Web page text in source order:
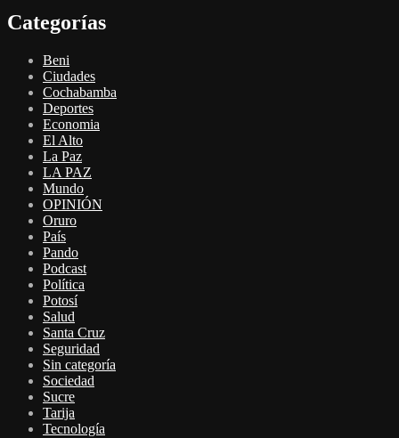
Categorías
Beni
Ciudades
Cochabamba
Deportes
Economia
El Alto
La Paz
LA PAZ
Mundo
OPINIÓN
Oruro
País
Pando
Podcast
Política
Potosí
Salud
Santa Cruz
Seguridad
Sin categoría
Sociedad
Sucre
Tarija
Tecnología